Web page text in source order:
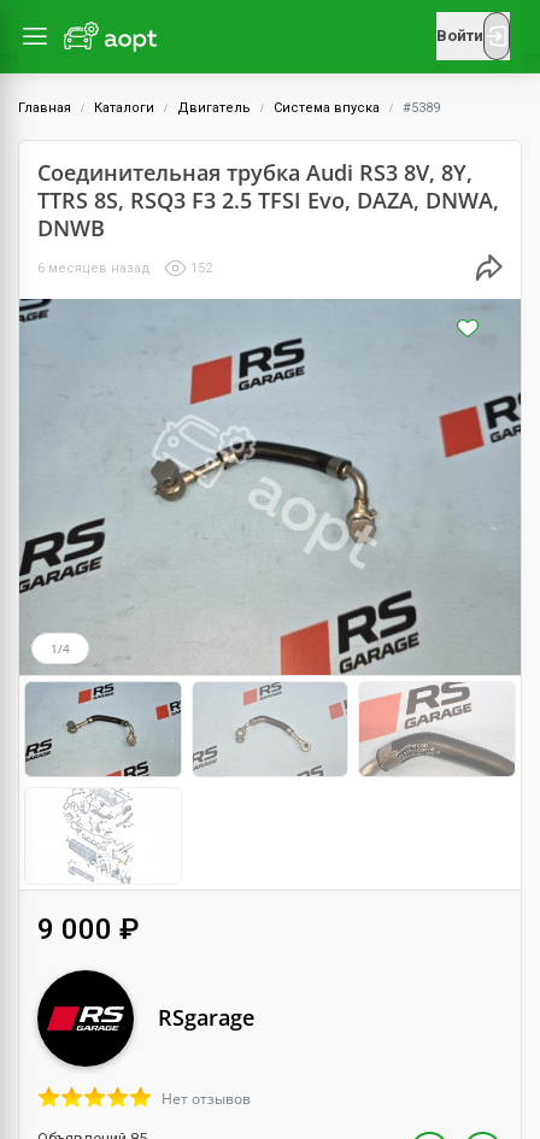
Войти
Главная Каталоги Двигатель Система впуска #5389
Соединительная трубка Audi RS3 8V, 8Y,
TTRS 8S, RSQ3 F3 2.5 TFSI Evo, DAZA, DNWA,
DNWB
6 месяцев назад 152
1/4
9 000 ₽
RSgarage
Нет отзывов